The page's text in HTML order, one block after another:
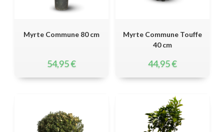
Myrte Commune 80 cm
54,95€
Myrte Commune Touffe
40 cm
44,95€